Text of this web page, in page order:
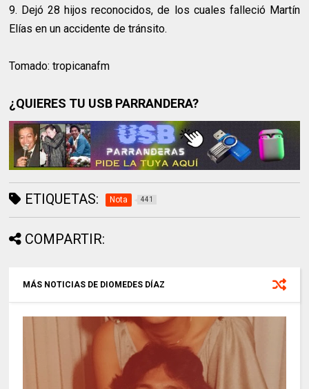
9. Dejó 28 hijos reconocidos, de los cuales falleció Martín
Elías en un accidente de tránsito.
Tomado: tropicanafm
¿QUIERES TU USB PARRANDERA?
ETIQUETAS: Nota 441
COMPARTIR:
MÁS NOTICIAS DE DIOMEDES DÍAZ